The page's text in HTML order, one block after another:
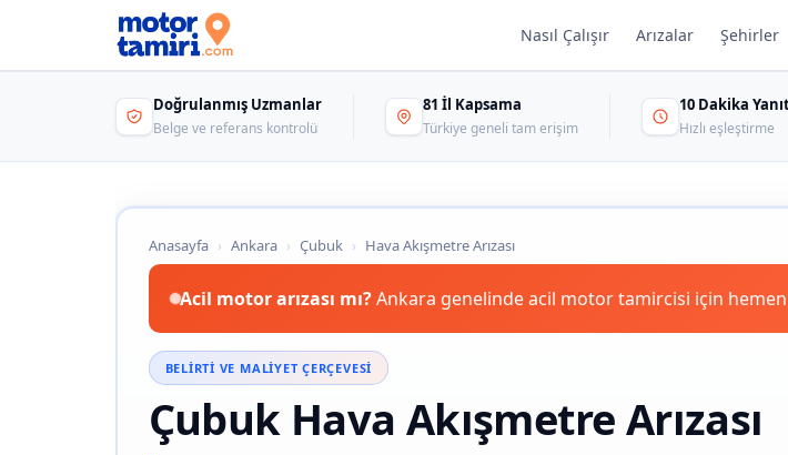
Nasıl Çalışır Arızalar Şehirler
Doğrulanmış Uzmanlar
Belge ve referans kontrolü
81 İl Kapsama
Türkiye geneli tam erişim
10 Dakika
Hızlı eşleştirme
Anasayfa › Ankara › Çubuk › Hava Akışmetre Arızası
Acil motor arızası mı?Ankara genelinde acil motor tamircisi için
BELIRTI VE MALIYET ÇERÇEVESI
Çubuk Hava Akışmetre Arızası